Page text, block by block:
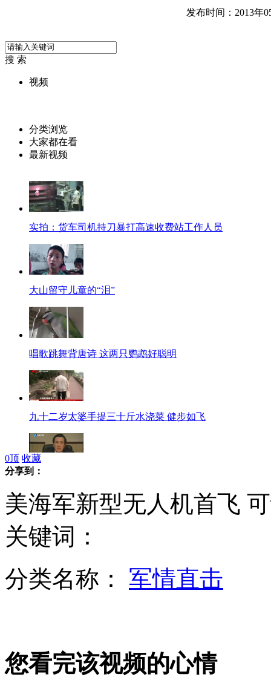
发布时间：2013年
搜 索
视频
分类浏览
大家都在看
最新视频
实拍：货车司机持刀暴打高速收费站工作人员
大山留守儿童的“泪”
唱歌跳舞背唐诗 这两只鹦鹉好聪明
九十二岁太婆手提三十斤水浇菜 健步如飞
打盹被发言人递条 马英九称妻子提醒要早睡
9岁姑娘挑起多难家庭重担 催人泪下
四川宝兴：暴雨导致泥石流 S210线再次阻断
0顶 收藏
分享到：
美海军新型无人机首飞
关键词：
分类名称： 军情直击
您看完该视频的心情